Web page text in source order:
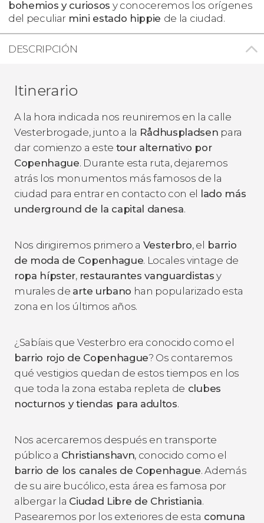
bohemios y curiosos y conoceremos los orígenes
del peculiar mini estado hippie de la ciudad.
DESCRIPCIÓN
Itinerario
A la hora indicada nos reuniremos en la calle
Vesterbrogade, junto a la Rådhuspladsen para
dar comienzo a este tour alternativo por
Copenhague. Durante esta ruta, dejaremos
atrás los monumentos más famosos de la
ciudad para entrar en contacto con el lado más
underground de la capital danesa.
Nos dirigiremos primero a Vesterbro, el barrio
de moda de Copenhague. Locales vintage de
ropa hípster, restaurantes vanguardistas y
murales de arte urbano han popularizado esta
zona en los últimos años.
¿Sabíais que Vesterbro era conocido como el
barrio rojo de Copenhague? Os contaremos
qué vestigios quedan de estos tiempos en los
que toda la zona estaba repleta de clubes
nocturnos y tiendas para adultos.
Nos acercaremos después en transporte
público a Christianshavn, conocido como el
barrio de los canales de Copenhague. Además
de su aire bucólico, esta área es famosa por
albergar la Ciudad Libre de Christiania.
Pasearemos por los exteriores de esta comuna